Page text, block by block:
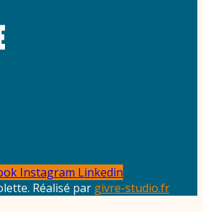
Instagram Linkedin
Réalisé par givre-studio.fr